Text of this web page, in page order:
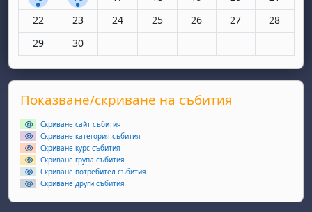
Няма събития, понеделник, 22 юни
22 Няма събития, вторник, 23 юни
23 Няма събития, сряда, 24 юни
24 Няма събития, четвъртък, 25 юни
25 Няма събития, петък, 26
26 Няма събития,
27 Няма
28
Няма събития, понеделник, 29 юни
29 Няма събития, вторник, 30 юни
30
Supplementary blocks
Прескочи Показване/скриване на събития
Показване/скриване на събития
Скриване сайт събития
Скриване категория събития
Скриване курс събития
Скриване група събития
Скриване потребител събития
Скриване други събития